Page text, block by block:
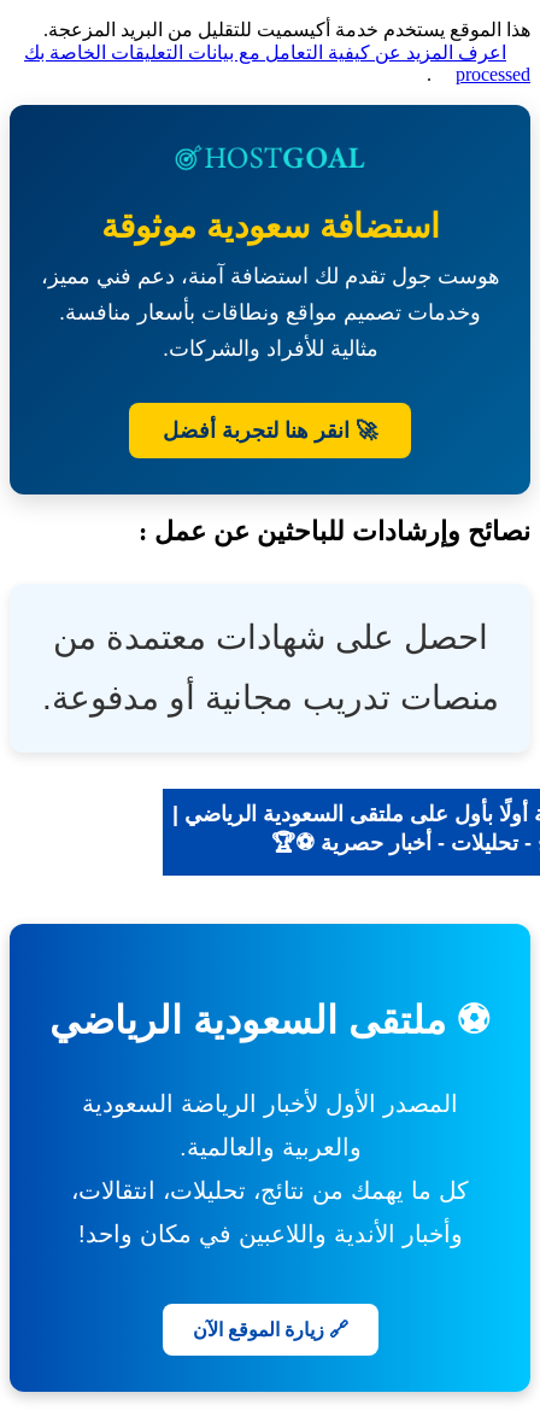
يستخدم خدمة أكيسميت للتقليل من البريد المزعجة.
المزيد عن كيفية التعامل مع بيانات التعليقات الخاصة بك
.
استضافة سعودية موثوقة
هوست جول تقدم لك استضافة آمنة، دعم فني مميز،
وخدمات تصميم مواقع ونطاقات بأسعار منافسة.
مثالية للأفراد والشركات.
🚀 انقر هنا لتجربة أفضل
وإرشادات للباحثين عن عمل :
احصل على شهادات معتمدة من
منصات تدريب مجانية أو مدفوعة.
بأول على ملتقى السعودية الرياضي |
تحليلات - أخبار حصرية ⚽🏆
⚽ ملتقى السعودية الرياضي
المصدر الأول لأخبار الرياضة السعودية
والعربية والعالمية.
كل ما يهمك من نتائج، تحليلات، انتقالات،
وأخبار الأندية واللاعبين في مكان واحد!
🔗 زيارة الموقع الآن